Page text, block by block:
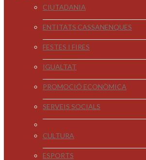
CIUTADANIA
ENTITATS CASSANENQUES
FESTES I FIRES
IGUALTAT
PROMOCIÓ ECONÒMICA
SERVEIS SOCIALS
CULTURA
ESPORTS